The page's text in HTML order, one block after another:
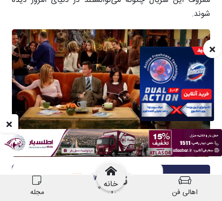
مجله
خانه
اهالی فن